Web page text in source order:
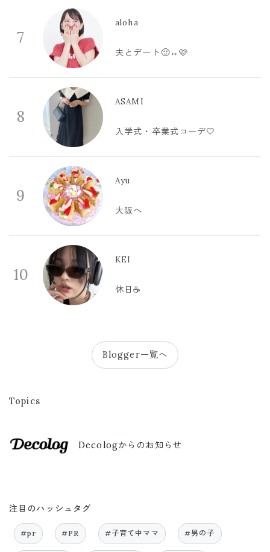
7
aloha
夫とデート🙂‍↔️🩷
8
ASAMI
入学式・卒業式コーデ🤍
9
Ayu
大阪へ
10
KEI
休日☕️
Blogger一覧へ
Topics
Decologからのお知らせ
注目のハッシュタグ
#pr #PR #子育て中ママ #男の子